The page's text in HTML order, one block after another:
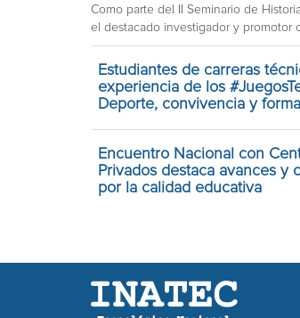
Como parte del II Seminario de
el destacado investigador y promotor
Estudiantes de carreras
experiencia de los
Deporte, convivencia y
Encuentro Nacional con
Privados destaca avances y
por la calidad educativa